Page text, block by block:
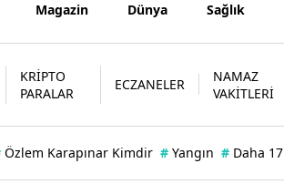
Magazin Dünya Sağlık
KRİPTO
PARALAR
ECZANELER
NAMAZ
VAKİTLERİ
Özlem Karapınar Kimdir # Yangın # Daha 17